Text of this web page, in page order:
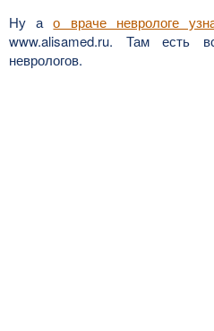
Ну ао враче неврологе
www.alisamed.ru. Там есть
неврологов.